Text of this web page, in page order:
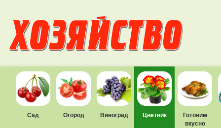
Сад Огород Виноград Цветник
Готовим
вкусно